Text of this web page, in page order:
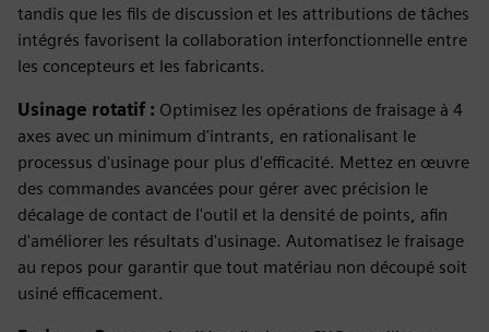
tandis que les fils de discussion et les attributions de tâches
intégrés favorisent la collaboration interfonctionnelle entre
les concepteurs et les fabricants.
Usinage rotatif : Optimisez les opérations de fraisage à 4
axes avec un minimum d'intrants, en rationalisant le
processus d'usinage pour plus d'efficacité. Mettez en œuvre
des commandes avancées pour gérer avec précision le
décalage de contact de l'outil et la densité de points, afin
d'améliorer les résultats d'usinage. Automatisez le fraisage
au repos pour garantir que tout matériau non découpé soit
usiné efficacement.